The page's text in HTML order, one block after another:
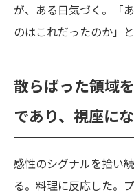
が、ある日気づく。「
のはこれだったのか」と
散らばった領域
であり、視座に
感性のシグナルを拾い
る。料理に反応した。